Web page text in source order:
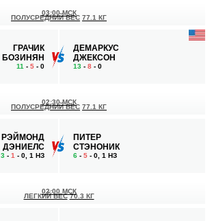
ГРАЧИК
БОЗИНЯН
11 - 5 - 0
03:00 МСК
ПОЛУСРЕДНИЙ ВЕС 77.1 КГ
ДЕМАРКУС
ДЖЕКСОН
13 - 8 - 0
РЭЙМОНД
ДЭНИЕЛС
3 - 1 - 0, 1 НЗ
02:30 МСК
ПОЛУСРЕДНИЙ ВЕС 77.1 КГ
ПИТЕР
СТЭНОНИК
6 - 5 - 0, 1 НЗ
02:00 МСК
ЛЕГКИЙ ВЕС 70.3 КГ